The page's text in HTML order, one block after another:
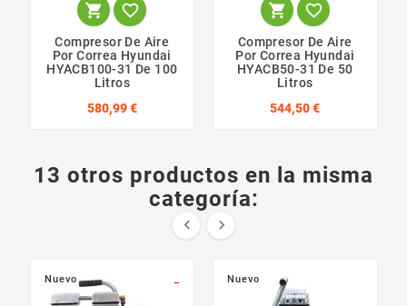
 
Compresor De Aire
Por Correa Hyundai
HYACB100-31 De 100
Litros
580,99 €
 
Compresor De Aire
Por Correa Hyundai
HYACB50-31 De 50
Litros
544,50 €
13 otros productos en la misma
categoría:
 
Nuevo Nuevo